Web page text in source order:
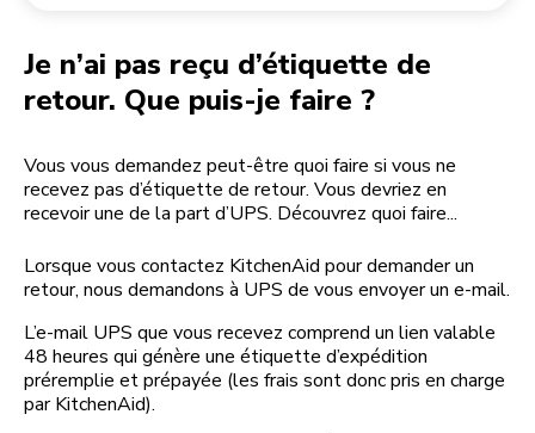
Je n’ai pas reçu d’étiquette de
retour. Que puis-je faire ?
Vous vous demandez peut-être quoi faire si vous ne
recevez pas d’étiquette de retour. Vous devriez en
recevoir une de la part d’UPS. Découvrez quoi faire...
Lorsque vous contactez KitchenAid pour demander un
retour, nous demandons à UPS de vous envoyer un e-mail.
L’e-mail UPS que vous recevez comprend un lien valable
48 heures qui génère une étiquette d’expédition
préremplie et prépayée (les frais sont donc pris en charge
par KitchenAid).